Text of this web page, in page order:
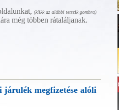
(klikk az alábbi tetszik gombra)
még többen rátaláljanak.
járulék megfizetése alóli